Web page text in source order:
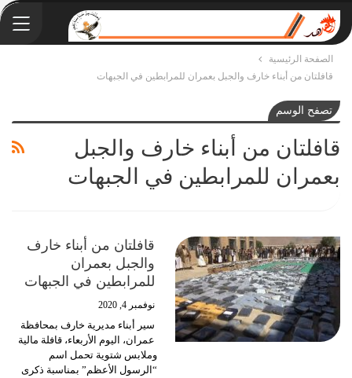
الصفحة الرئيسية
قافلتان من أبناء خارف والجبل بعمران للمرابطين في الجبهات
تصفح الوسم
قافلتان من أبناء خارف والجبل
بعمران للمرابطين في الجبهات
قافلتان من أبناء خارف
والجبل بعمران
للمرابطين في الجبهات
نوفمبر 4, 2020
سير أبناء مديرية خارف بمحافظة
عمران، اليوم الأربعاء، قافلة مالية
وملابس شتوية تحمل اسم
“الرسول الأعظم” بمناسبة ذكرى